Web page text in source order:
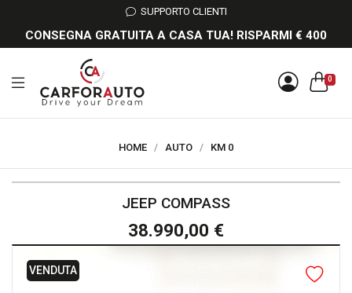
SUPPORTO CLIENTI
CONSEGNA GRATUITA A CASA TUA! RISPARMI € 400
0
HOME / AUTO / KM 0
JEEP COMPASS
38.990,00 €
VENDUTA